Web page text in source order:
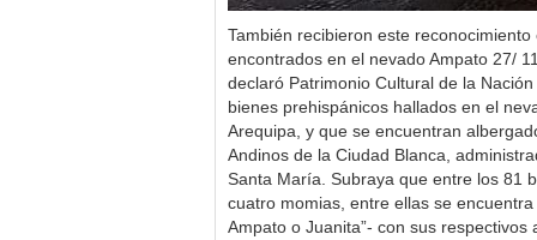
También recibieron este
encontrados en el nevado Ampato 27/
declaró Patrimonio Cultural de la
bienes prehispánicos hallados en el
Arequipa, y que se encuentran
Andinos de la Ciudad Blanca,
Santa María. Subraya que entre los 81
cuatro momias, entre ellas se
Ampato o Juanita”- con sus